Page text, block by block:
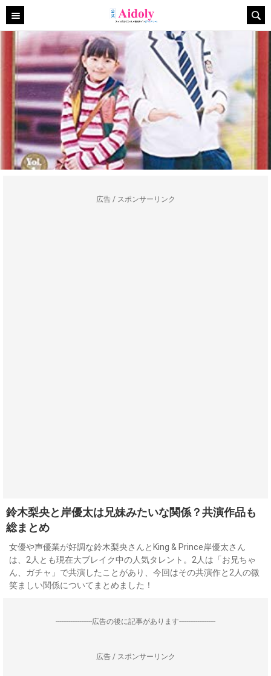
広告 / スポンサーリンク
鈴木梨央と岸優太は兄妹みたいな関係？共演作品も
総まとめ
女優や声優業が好調な鈴木梨央さんとKing & Prince岸優太さん
は、2人とも現在大ブレイク中の人気タレント。2人は「お兄ちゃ
ん、ガチャ」で共演したことがあり、今回はその共演作と2人の微
笑ましい関係についてまとめました！
--------------------広告の後に記事があります--------------------
広告 / スポンサーリンク